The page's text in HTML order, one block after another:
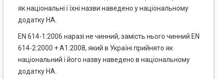
як національні і їхні назви наведено у національному
додатку НА.
EN 614-1:2006 наразі не чинний, замість нього чинний EN
614-2:2000 + А1:2008, який в Україні прийнято як
національний і його назву наведено в національному
додатку НА.